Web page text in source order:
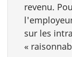
revenu.
sur les
«